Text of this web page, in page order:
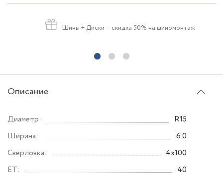
Шины + Диски = скидка 50% на шиномонтаж
Описание
Диаметр:
R15
Ширина:
6.0
Сверловка:
4x100
ET:
40